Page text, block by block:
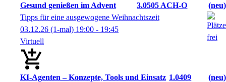
Gesund genießen im Advent 3.0505 ACH-O
neu
Tipps für eine ausgewogene Weihnachtszeit
03.12.26 (1-mal) 19:00 - 19:45
Virtuell
KI-Agenten – Konzepte, Tools und Einsatz 1.0409
neu